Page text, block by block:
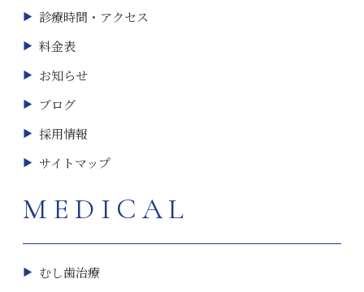
診療時間・アクセス
料金表
お知らせ
ブログ
採用情報
サイトマップ
MEDICAL
むし歯治療